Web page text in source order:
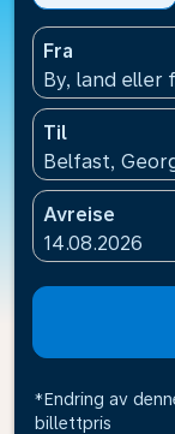
Fra
By, land eller
Til
Belfast,
Avreise
fc-booking-
14.08.2026
*Endring av
billettpris